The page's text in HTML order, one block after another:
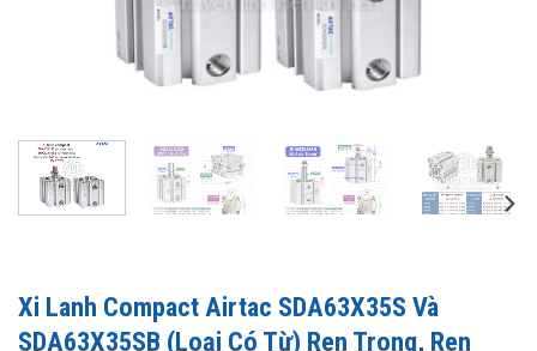
Xi Lanh Compact Airtac SDA63X35S Và
SDA63X35SB (Loại Có Từ) Ren Trong, Ren